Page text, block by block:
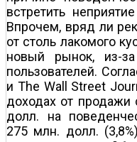
встретить
Впрочем, вряд ли
от столь лакомого
новый рынок, из-
пользователей.
и The Wall Street
доходах от продажи
долл. на
275 млн. долл.